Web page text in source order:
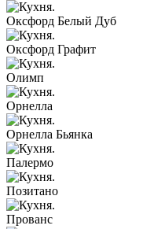
Оксфорд Белый Дуб
Оксфорд Графит
Олимп
Орнелла
Орнелла Бьянка
Палермо
Позитано
Прованс